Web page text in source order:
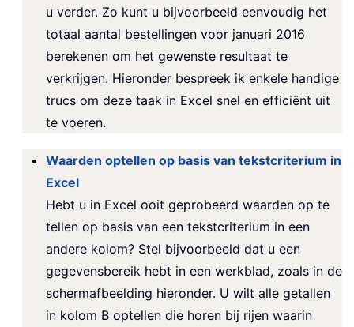
u verder. Zo kunt u bijvoorbeeld eenvoudig het
totaal aantal bestellingen voor januari 2016
berekenen om het gewenste resultaat te
verkrijgen. Hieronder bespreek ik enkele handige
trucs om deze taak in Excel snel en efficiënt uit
te voeren.
Waarden optellen op basis van tekstcriterium in
Excel
Hebt u in Excel ooit geprobeerd waarden op te
tellen op basis van een tekstcriterium in een
andere kolom? Stel bijvoorbeeld dat u een
gegevensbereik hebt in een werkblad, zoals in de
schermafbeelding hieronder. U wilt alle getallen
in kolom B optellen die horen bij rijen waarin